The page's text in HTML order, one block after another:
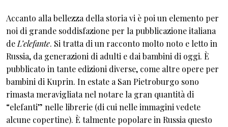
Accanto alla bellezza della storia vi è poi un elemento per
noi di grande soddisfazione per la pubblicazione italiana
de L’elefante. Si tratta di un racconto molto noto e letto in
Russia, da generazioni di adulti e dai bambini di oggi. È
pubblicato in tante edizioni diverse, come altre opere per
bambini di Kuprin. In estate a San Pietroburgo sono
rimasta meravigliata nel notare la gran quantità di
“elefanti” nelle librerie (di cui nelle immagini vedete
alcune copertine). È talmente popolare in Russia questo